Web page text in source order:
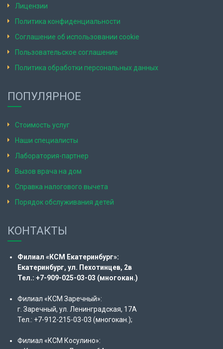
Лицензии
Политика конфиденциальности
Соглашение об использовании cookie
Пользовательское соглашение
Политика обработки персональных данных
ПОПУЛЯРНОЕ
Стоимость услуг
Наши специалисты
Лаборатория-партнер
Вызов врача на дом
Справка налогового вычета
Порядок обслуживания детей
КОНТАКТЫ
Филиал «КСМ Екатеринбург»:
Екатеринбург, ул. Пехотинцев, 2в
Тел.: +7-909-025-03-03 (многокан.)
Филиал «КСМ Заречный»:
г. Заречный, ул. Ленинградская, 17А
Тел.: +7-912-215-03-03 (многокан.);
Филиал «КСМ Косулино»: